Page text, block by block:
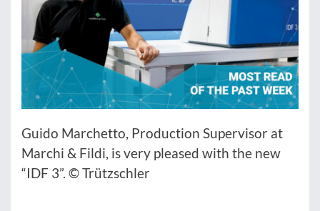
Guido Marchetto, Production Supervisor at
Marchi & Fildi, is very pleased with the new
“IDF 3”. © Trützschler